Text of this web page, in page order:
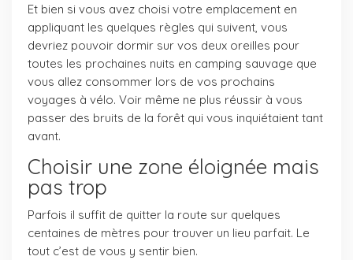
Et bien si vous avez choisi votre emplacement en
appliquant les quelques règles qui suivent, vous
devriez pouvoir dormir sur vos deux oreilles pour
toutes les prochaines nuits en camping sauvage que
vous allez consommer lors de vos prochains
voyages à vélo. Voir même ne plus réussir à vous
passer des bruits de la forêt qui vous inquiétaient tant
avant.
Choisir une zone éloignée mais
pas trop
Parfois il suffit de quitter la route sur quelques
centaines de mètres pour trouver un lieu parfait. Le
tout c’est de vous y sentir bien.